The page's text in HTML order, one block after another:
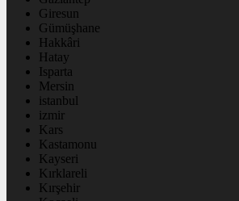
Giresun
Gümüşhane
Hakkâri
Hatay
Isparta
Mersin
istanbul
izmir
Kars
Kastamonu
Kayseri
Kırklareli
Kırşehir